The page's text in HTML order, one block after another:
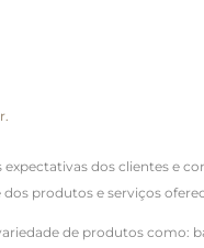
dos clientes e
produtos e serviços
de produtos como: